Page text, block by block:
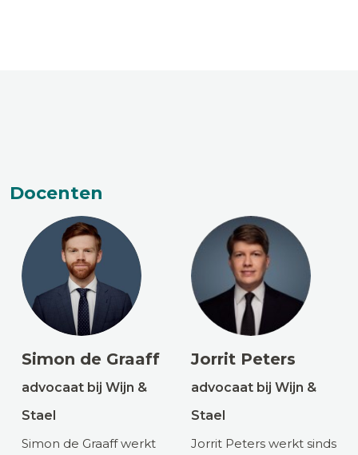
Docenten
Simon de Graaff
advocaat bij Wijn &
Stael
Simon de Graaff werkt
Jorrit Peters
advocaat bij Wijn &
Stael
Jorrit Peters werkt sinds